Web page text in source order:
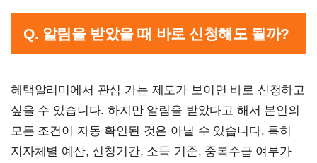
Q. 알림을 받았을 때 바로 신청해도 될까?
혜택알리미에서 관심 가는 제도가 보이면 바로 신청하고
싶을 수 있습니다. 하지만 알림을 받았다고 해서 본인의
모든 조건이 자동 확인된 것은 아닐 수 있습니다. 특히
지자체별 예산, 신청기간, 소득 기준, 중복수급 여부가